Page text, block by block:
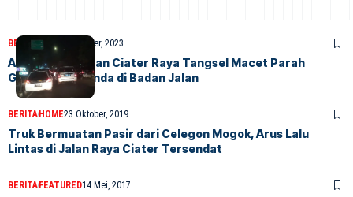
BERITAHOME 1 Oktober, 2023
Arus Lalin di Jalan Ciater Raya Tangsel Macet Parah
Gegera Ada Tenda di Badan Jalan
BERITAHOME23 Oktober, 2019
Truk Bermuatan Pasir dari Celegon Mogok, Arus Lalu
Lintas di Jalan Raya Ciater Tersendat
BERITAFEATURED14 Mei, 2017